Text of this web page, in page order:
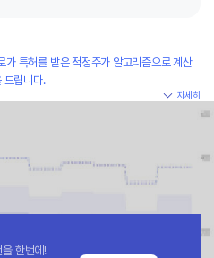
특허를 받은 적정주가 알고리즘으로 계산
드립니다.
자세히
한번에!